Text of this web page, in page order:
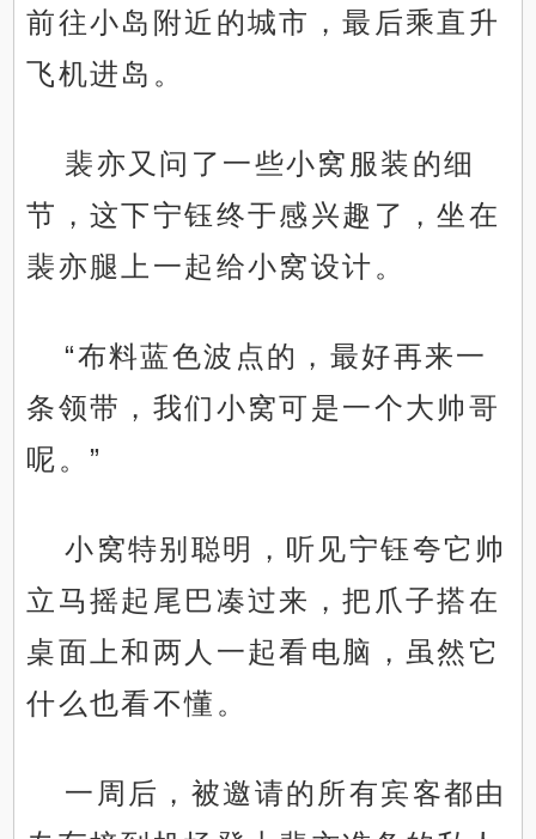
前往小岛附近的城市，最后乘直升
飞机进岛。
裴亦又问了一些小窝服装的细
节，这下宁钰终于感兴趣了，坐在
裴亦腿上一起给小窝设计。
“布料蓝色波点的，最好再来一
条领带，我们小窝可是一个大帅哥
呢。”
小窝特别聪明，听见宁钰夸它帅
立马摇起尾巴凑过来，把爪子搭在
桌面上和两人一起看电脑，虽然它
什么也看不懂。
一周后，被邀请的所有宾客都由